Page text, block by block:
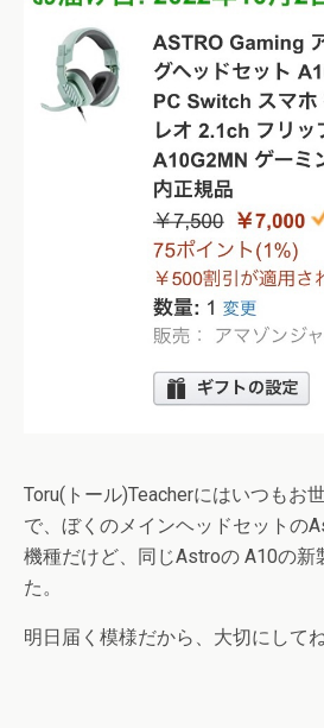
Toru(トール)Teacherにはいつもお
で、ぼくのメインヘッドセットの
機種だけど、同じAstroの A10の新
た。
明日届く模様だから、大切にしてね